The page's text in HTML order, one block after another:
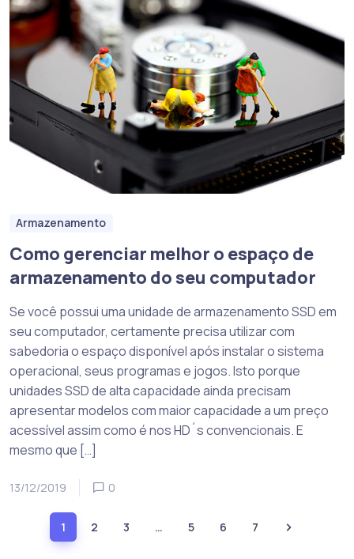
Armazenamento
Como gerenciar melhor o espaço de
armazenamento do seu computador
Se você possui uma unidade de armazenamento SSD em
seu computador, certamente precisa utilizar com
sabedoria o espaço disponível após instalar o sistema
operacional, seus programas e jogos. Isto porque
unidades SSD de alta capacidade ainda precisam
apresentar modelos com maior capacidade a um preço
acessível assim como é nos HD´s convencionais. E
mesmo que […]
13/12/2019 0
1 2 3 … 5 6 7